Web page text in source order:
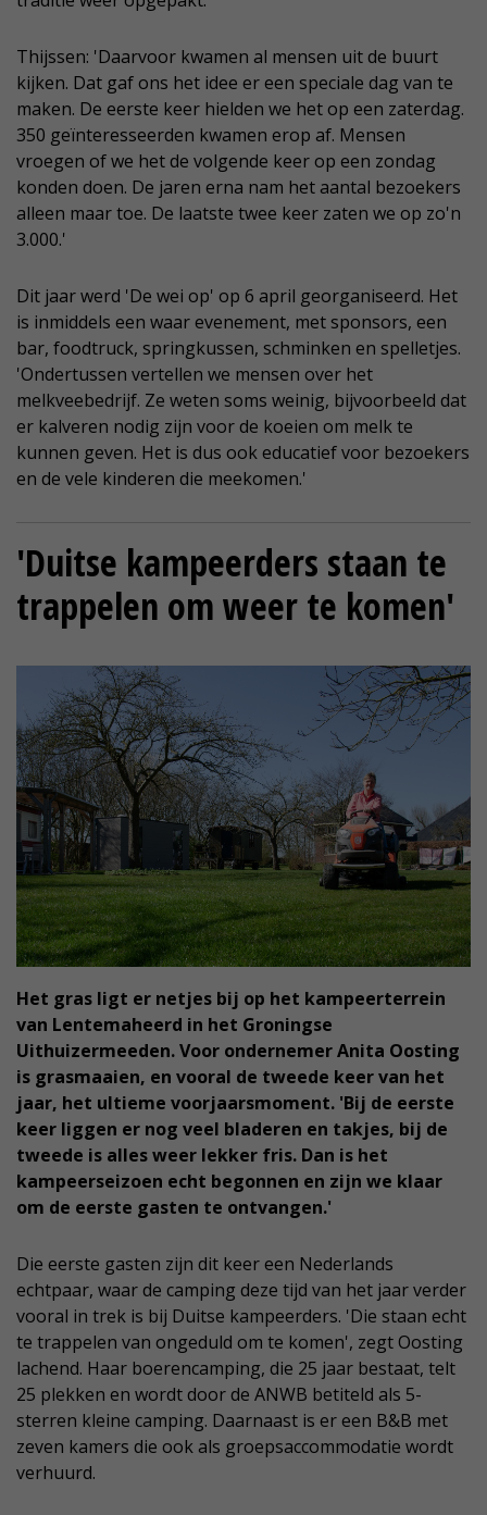
Thijssen: 'Daarvoor kwamen al mensen uit de buurt
kijken. Dat gaf ons het idee er een speciale dag van te
maken. De eerste keer hielden we het op een zaterdag.
350 geïnteresseerden kwamen erop af. Mensen
vroegen of we het de volgende keer op een zondag
konden doen. De jaren erna nam het aantal bezoekers
alleen maar toe. De laatste twee keer zaten we op zo'n
3.000.'
Dit jaar werd 'De wei op' op 6 april georganiseerd. Het
is inmiddels een waar evenement, met sponsors, een
bar, foodtruck, springkussen, schminken en spelletjes.
'Ondertussen vertellen we mensen over het
melkveebedrijf. Ze weten soms weinig, bijvoorbeeld dat
er kalveren nodig zijn voor de koeien om melk te
kunnen geven. Het is dus ook educatief voor bezoekers
en de vele kinderen die meekomen.'
'Duitse kampeerders staan te
trappelen om weer te komen'
Het gras ligt er netjes bij op het kampeerterrein
van Lentemaheerd in het Groningse
Uithuizermeeden. Voor ondernemer Anita Oosting
is grasmaaien, en vooral de tweede keer van het
jaar, het ultieme voorjaarsmoment. 'Bij de eerste
keer liggen er nog veel bladeren en takjes, bij de
tweede is alles weer lekker fris. Dan is het
kampeerseizoen echt begonnen en zijn we klaar
om de eerste gasten te ontvangen.'
Die eerste gasten zijn dit keer een Nederlands
echtpaar, waar de camping deze tijd van het jaar verder
vooral in trek is bij Duitse kampeerders. 'Die staan echt
te trappelen van ongeduld om te komen', zegt Oosting
lachend. Haar boerencamping, die 25 jaar bestaat, telt
25 plekken en wordt door de ANWB betiteld als 5-
sterren kleine camping. Daarnaast is er een B&B met
zeven kamers die ook als groepsaccommodatie wordt
verhuurd.